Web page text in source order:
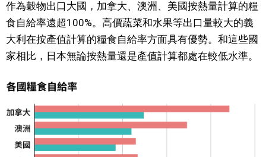
作為穀物出口大國，加拿大、澳洲、美國按熱量計算的糧
食自給率遠超100%。高價蔬菜和水果等出口量較大的義
大利在按產值計算的糧食自給率方面具有優勢。和這些國
家相比，日本無論按熱量還是產值計算都處在較低水準。